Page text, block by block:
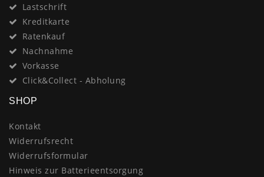
Lastschrift
Kreditkarte
Ratenkauf
Nachnahme
Vorkasse
Click&Collect - Abholung
SHOP
Kontakt
Widerrufsrecht
Widerrufsformular
Hinweis zur Batterieentsorgung